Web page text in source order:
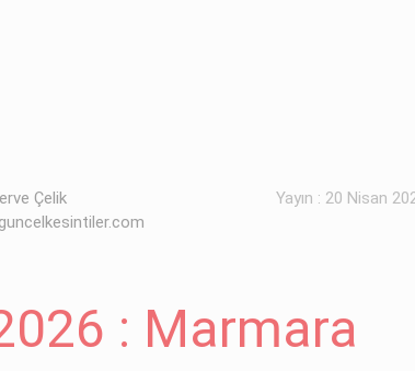
Çelik
Yayın : 20 Nisan
: Marmara